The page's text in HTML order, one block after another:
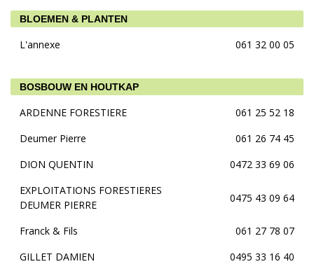
BLOEMEN & PLANTEN
L'annexe 061 32 00 05
BOSBOUW EN HOUTKAP
ARDENNE FORESTIERE
061 25 52 18
Deumer Pierre
061 26 74 45
DION QUENTIN
0472 33 69 06
EXPLOITATIONS FORESTIERES
DEUMER PIERRE
0475 43 09 64
Franck & Fils
061 27 78 07
GILLET DAMIEN
0495 33 16 40